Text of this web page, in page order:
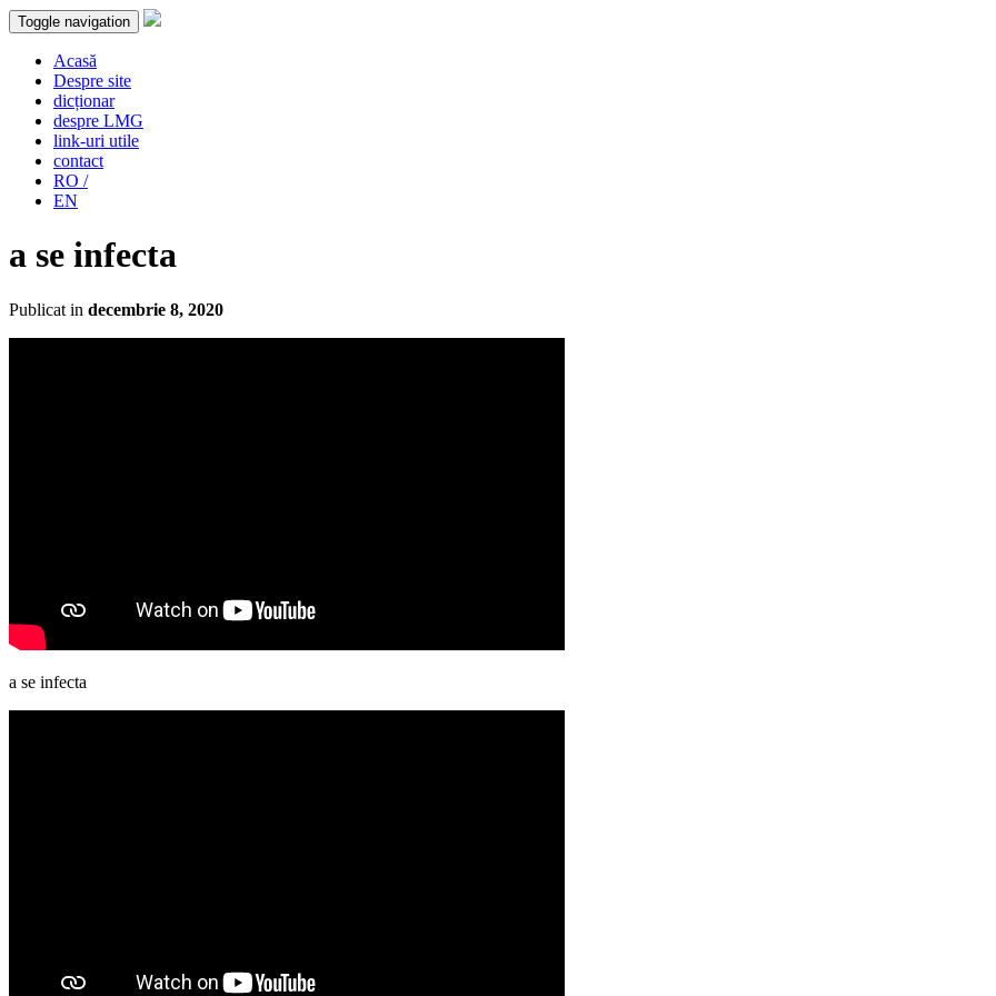
Toggle navigation
Acasă
Despre site
dicționar
despre LMG
link-uri utile
contact
RO /
EN
a se infecta
Publicat in decembrie 8, 2020
a se infecta